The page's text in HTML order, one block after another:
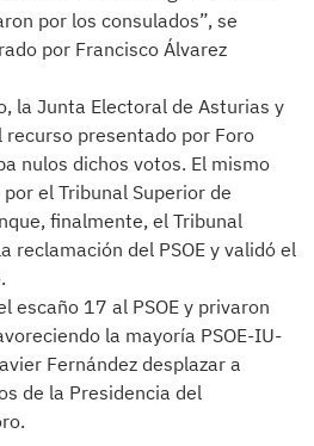
por los consulados”, se
por Francisco Álvarez
la Junta Electoral de Asturias y
recurso presentado por Foro
nulos dichos votos. El mismo
el Tribunal Superior de
finalmente, el Tribunal
reclamación del PSOE y validó el
escaño 17 al PSOE y privaron
la mayoría PSOE-IU-
Fernández desplazar a
de la Presidencia del